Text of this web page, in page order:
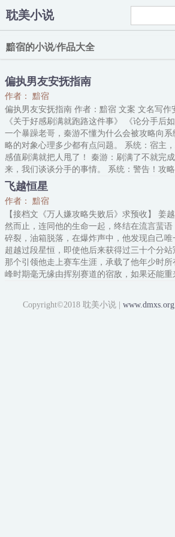
耽美小说
黯宿的小说/作品大全
偏执男友安抚指南
作者： 黯宿
偏执男友安抚指南 作者：黯宿 文案 文名写作
《关于好感刷满就跑路这件事》 《论分手后
一个暴躁老哥，秦游不懂为什么会被攻略向
略的对象心理多少都有点问题。 系统：宿主
感值刷满就把人甩了！ 秦游：刷满了不就完
来，我们谈谈分手的事情。 系统：警告！攻
于安全值！请宿主尽快安抚！ 秦游：我就不
个攻略对象的花式黑化，并遭受过各式各样的
飞越恒星
作者： 黯宿
【接档文《万人嫌攻略失败后》求预收】 姜
然而止，连同他的生命一起，终结在流言蜚
碎裂，油箱脱落，在爆炸声中，他发现自己
超越过段星恒，即使他后来获得过三十个分站
那个引领他走上赛车生涯，承载了他年少时
峰时期毫无缘由挥别赛道的宿敌，如果还能
那个段星恒退役的赛季，甚至是他与段星恒决
次，他酒后
Copyright©2018 耽美小说 | www.dmxs.org